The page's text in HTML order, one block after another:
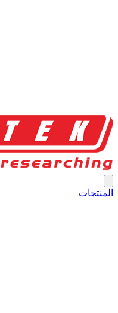
المنتجات